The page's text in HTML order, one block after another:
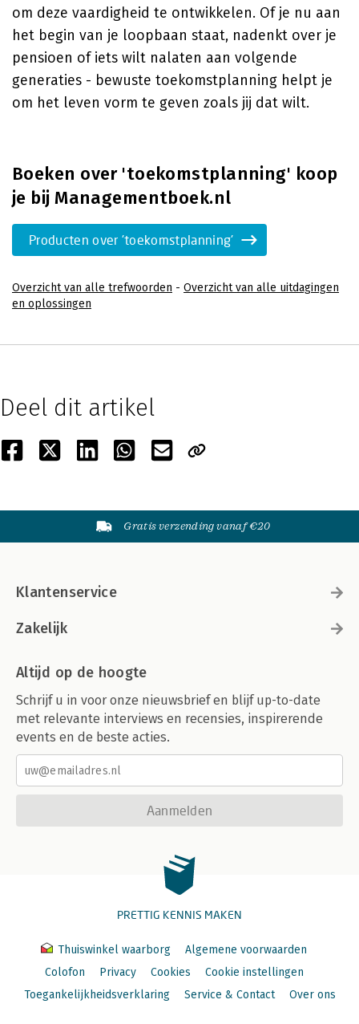
om deze vaardigheid te ontwikkelen. Of je nu aan
het begin van je loopbaan staat, nadenkt over je
pensioen of iets wilt nalaten aan volgende
generaties - bewuste toekomstplanning helpt je
om het leven vorm te geven zoals jij dat wilt.
Boeken over 'toekomstplanning' koop
je bij Managementboek.nl
Producten over 'toekomstplanning'
Overzicht van alle trefwoorden - Overzicht van alle uitdagingen
en oplossingen
Deel dit artikel
Gratis verzending vanaf €20
Klantenservice
Zakelijk
Altijd op de hoogte
Schrijf u in voor onze nieuwsbrief en blijf up-to-date
met relevante interviews en recensies, inspirerende
events en de beste acties.
Aanmelden
PRETTIG KENNIS MAKEN
Thuiswinkel waarborg
Algemene voorwaarden
Colofon
Privacy Cookies
Cookie instellingen
Toegankelijkheidsverklaring
Service & Contact Over ons